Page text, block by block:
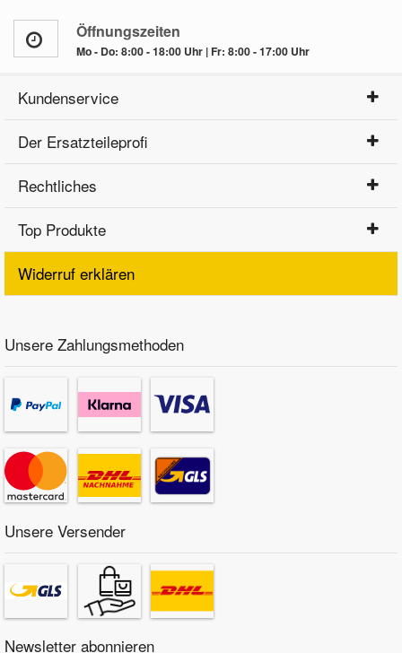
Öffnungszeiten
Mo - Do: 8:00 - 18:00 Uhr | Fr: 8:00 - 17:00 Uhr
Kundenservice
Der Ersatzteileprofi
Rechtliches
Top Produkte
Widerruf erklären
Unsere Zahlungsmethoden
Unsere Versender
Newsletter abonnieren